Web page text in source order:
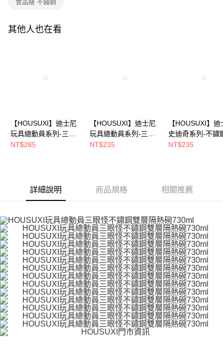
１．透過由恩沛科技股份有限公司提供之「AFTEE先享後付」服務完成之交
易，需依本服務之必要範圍內提供個人資料，並將交易相關給付款項請求債
５．嚴禁一人註冊多個帳號或使用他人資訊註冊。若發現惡意使用之情形，
恩沛科技股份有限公司將有權停止該用戶之使用額度並採取法律行動。
每筆NT$100，滿NT$699(含以上)免運費
食品級 不鏽鋼
其他人也在看
【HOUSUXI】迪士尼
玩具總動員系列-三眼
怪-不鏽鋼雙層隔熱碗
NT$285
【HOUSUXI】迪士尼
玩具總動員系列-三眼
怪-不鏽鋼雙層隔熱碗
NT$235
【HOUSUXI】迪
史迪奇系列-不鏽
層隔熱碗
NT$235
詳細說明 商品規格 相關推薦